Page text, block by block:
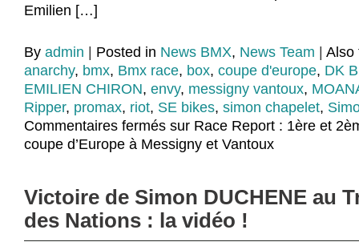
Emilien […]
By admin Posted in News BMX, News Team
Also
anarchy, bmx, Bmx race, box, coupe d'europe, DK
EMILIEN CHIRON, envy, messigny vantoux,
Ripper, promax, riot, SE bikes, simon chapelet,
Commentaires fermés sur Race Report : 1ère et
coupe d’Europe à Messigny et Vantoux
Victoire de Simon DUCHENE au
des Nations : la vidéo !